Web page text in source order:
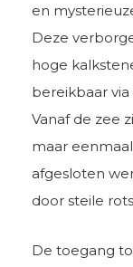
en
Deze
hoge
bereikbaar
Vanaf de zee
maar
afgesloten
door steile
De toegang